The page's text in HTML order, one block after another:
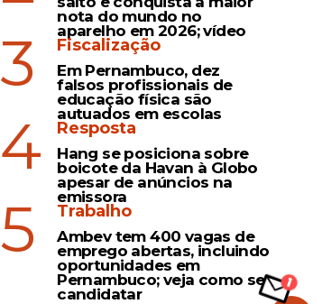
nota do mundo no
aparelho em 2026; vídeo
3 Fiscalização
Em Pernambuco, dez
falsos profissionais de
educação física são
autuados em escolas
4 Resposta
Hang se posiciona sobre
boicote da Havan à Globo
apesar de anúncios na
emissora
5 Trabalho
Ambev tem 400 vagas de
emprego abertas, incluindo
oportunidades em
Pernambuco; veja como se
candidatar